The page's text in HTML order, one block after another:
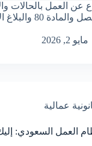
عن العمل بالحالات
الحسم والإنذار والفصل
مايو 2, 2026
عمالية
العمل السعودي: